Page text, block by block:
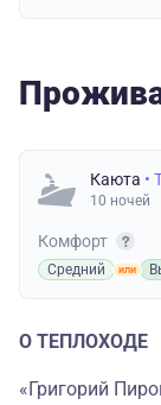
Каюта •
10 ночей
Комфорт
Средний
О ТЕПЛОХОДЕ
«Григорий